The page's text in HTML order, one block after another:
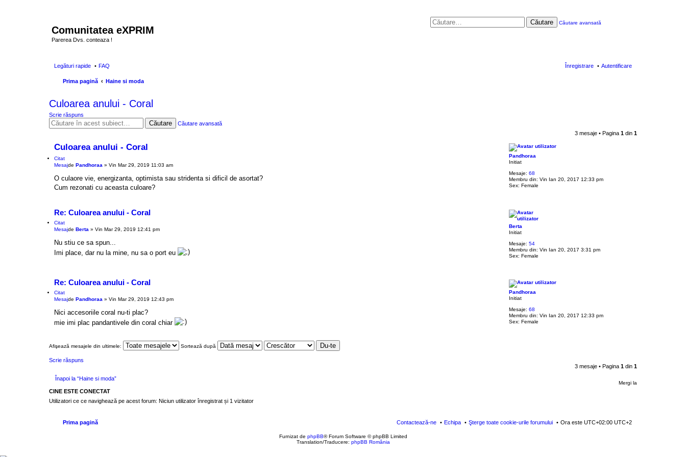
Comunitatea eXPRIM
Parerea Dvs. conteaza !
Căutare Căutare avansată
Legături rapide FAQ Autentificare
Înregistrare
Prima pagină Haine si moda
Culoarea anului - Coral
Scrie răspuns
Căutare
Căutare avansată
3 mesaje • Pagina 1 din 1
Pandhoraa
Initiat
Mesaje: 68
Membru din: Vin Ian 20, 2017 12:33 pm
Sex: Female
Culoarea anului - Coral
Citat
Mesajde Pandhoraa » Vin Mar 29, 2019 11:03 am
O culaore vie, energizanta, optimista sau stridenta si dificil de asortat?
Cum rezonati cu aceasta culoare?
Berta
Initiat
Mesaje: 54
Membru din: Vin Ian 20, 2017 3:31 pm
Sex: Female
Re: Culoarea anului - Coral
Citat
Mesajde Berta » Vin Mar 29, 2019 12:41 pm
Nu stiu ce sa spun...
Imi place, dar nu la mine, nu sa o port eu
Pandhoraa
Initiat
Mesaje: 68
Membru din: Vin Ian 20, 2017 12:33 pm
Sex: Female
Re: Culoarea anului - Coral
Citat
Mesajde Pandhoraa » Vin Mar 29, 2019 12:43 pm
Nici accesoriile coral nu-ti plac?
mie imi plac pandantivele din coral chiar
Afişează mesajele din ultimele: Sortează după
Scrie răspuns
3 mesaje • Pagina 1 din 1
Înapoi la “Haine si moda”
Mergi la
CINE ESTE CONECTAT
Utilizatori ce ce navighează pe acest forum: Niciun utilizator înregistrat și 1 vizitator
Prima pagină Ora este UTC+02:00 UTC+2
Şterge toate cookie-urile forumului
Echipa
Contactează-ne
Furnizat de phpBB® Forum Software © phpBB Limited
Translation/Traducere: phpBB România